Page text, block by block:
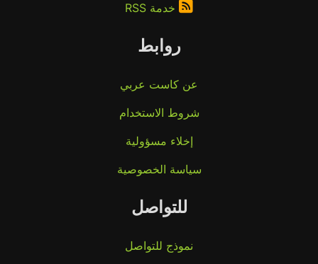
خدمة RSS
روابط
عن كاست عربي
شروط الاستخدام
إخلاء مسؤولية
سياسة الخصوصية
للتواصل
نموذج للتواصل